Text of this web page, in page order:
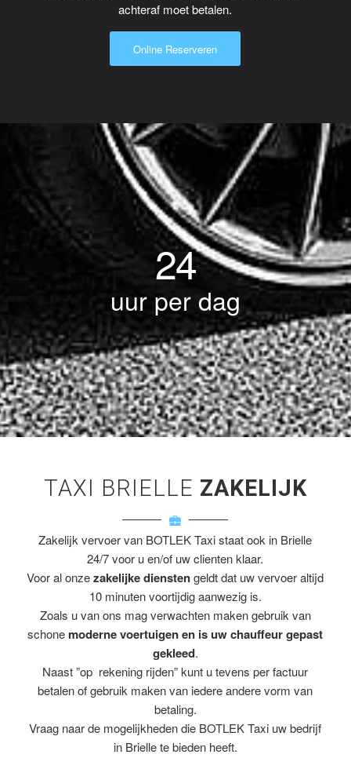
achteraf moet betalen.
Online Reserveren
24
uur per dag
TAXI BRIELLE ZAKELIJK
Zakelijk vervoer van BOTLEK Taxi staat ook in Brielle
24/7 voor u en/of uw clienten klaar.
Voor al onzezakelijke dienstengeldt dat uw vervoer altijd
10 minuten voortijdig aanwezig is.
Zoals u van ons mag verwachten maken gebruik van
schone moderne voertuigen en is uw chauffeur gepast
gekleed.
Naast ”op rekening rijden” kunt u tevens per factuur
betalen of gebruik maken van iedere andere vorm van
betaling.
Vraag naar de mogelijkheden die BOTLEK Taxi uw bedrijf
in Brielle te bieden heeft.